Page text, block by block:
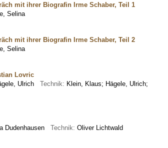
mit ihrer Biografin Irme Schaber, Teil 1
Selina
mit ihrer Biografin Irme Schaber, Teil 2
Selina
Lovric
Ulrich Technik: Klein, Klaus; Hägele, Ulrich;
Dudenhausen Technik: Oliver Lichtwald